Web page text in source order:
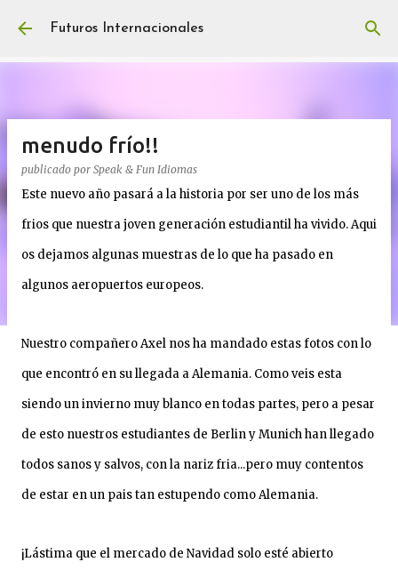
Ir al contenido principal
Futuros Internacionales
menudo frío!!
publicado por Speak & Fun Idiomas
Este nuevo año pasará a la historia por ser uno de los más
frios que nuestra joven generación estudiantil ha vivido. Aqui
os dejamos algunas muestras de lo que ha pasado en
algunos aeropuertos europeos.
Nuestro compañero Axel nos ha mandado estas fotos con lo
que encontró en su llegada a Alemania. Como veis esta
siendo un invierno muy blanco en todas partes, pero a pesar
de esto nuestros estudiantes de Berlin y Munich han llegado
todos sanos y salvos, con la nariz fria...pero muy contentos
de estar en un pais tan estupendo como Alemania.
¡Lástima que el mercado de Navidad solo esté abierto